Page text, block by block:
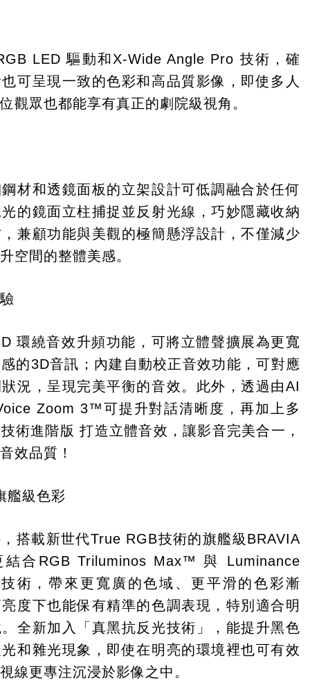
LED 驅動和X-Wide Angle Pro 技術，確
可呈現一致的色彩和高品質影像，即使多人
觀眾也都能享有真正的劇院級視角。
材和透鏡面板的立架設計可低調融合於任何
的鏡面立柱捕捉並反射光線，巧妙隱藏收納
兼顧功能與美觀的極簡懸浮設計，不僅減少
空間的整體美感。
環繞音效升頻功能，可將立體聲擴展為更寬
的3D音訊；內建自動校正音效功能，可對應
況，呈現完美平衡的音效。此外，透過由AI
Zoom 3™可提升對話清晰度，再加上多
術進階版 打造立體音效，讓影音完美合一，
效品質！
艦級色彩
搭載新世代True RGB技術的旗艦級BRAVIA
合RGB Triluminos Max™ 與 Luminance
術，帶來更寬廣的色域、更平滑的色彩漸
度下也能保有精準的色調表現，特別適合明
全新加入「真黑抗反光技術」，能提升黑色
和雜光現象，即使在明亮的環境裡也可有效
線更專注沉浸於影像之中。